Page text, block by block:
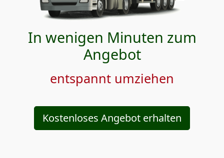
In wenigen Minuten zum
Angebot
entspannt umziehen
Kostenloses Angebot erhalten